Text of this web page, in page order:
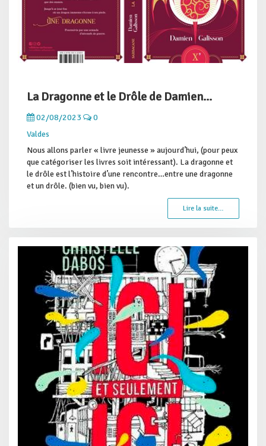
La Dragonne et le Drôle de Damien...
02/08/2023
0
Valdes
Nous allons parler « livre jeunesse » aujourd’hui, (pour peux
que catégoriser les livres soit intéressant). La dragonne et
le drôle est l’histoire d’une rencontre…entre une dragonne
et un drôle. (bien vu, bien vu).
Lire la suite…